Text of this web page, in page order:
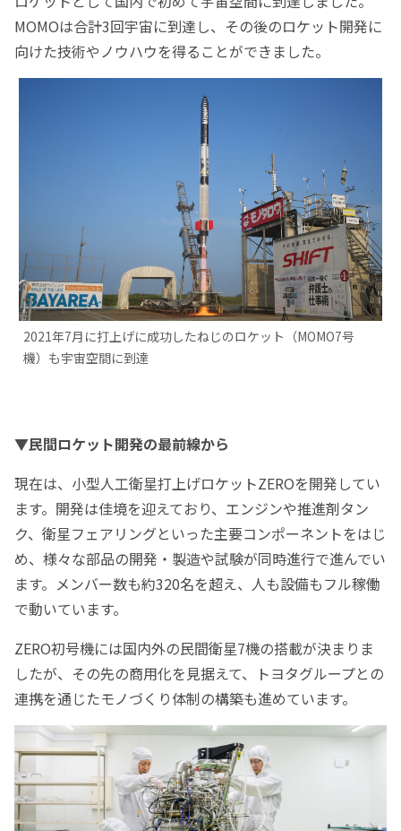
MOMOは合計3回宇宙に到達し、その後のロケット開発に
向けた技術やノウハウを得ることができました。
2021年7月に打上げに成功したねじのロケット（MOMO7号
機）も宇宙空間に到達
▼民間ロケット開発の最前線から
現在は、小型人工衛星打上げロケットZEROを開発してい
ます。開発は佳境を迎えており、エンジンや推進剤タン
ク、衛星フェアリングといった主要コンポーネントをはじ
め、様々な部品の開発・製造や試験が同時進行で進んでい
ます。メンバー数も約320名を超え、人も設備もフル稼働
で動いています。
ZERO初号機には国内外の民間衛星7機の搭載が決まりま
したが、その先の商用化を見据えて、トヨタグループとの
連携を通じたモノづくり体制の構築も進めています。